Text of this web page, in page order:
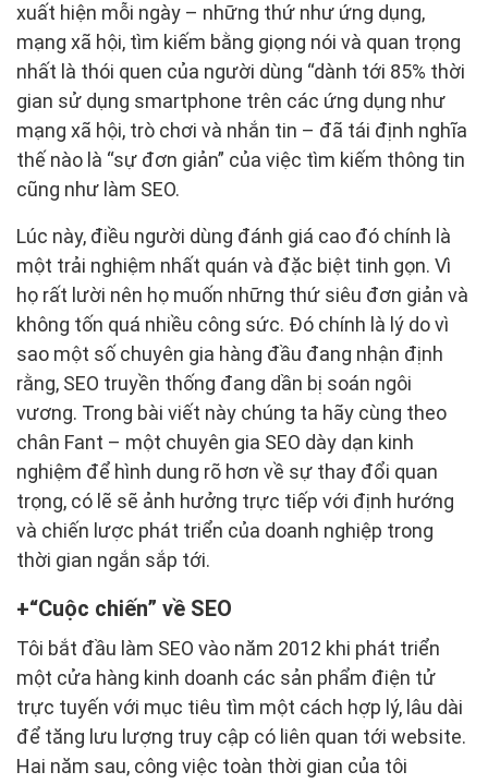
xuất hiện mỗi ngày – những thứ như ứng dụng,
mạng xã hội, tìm kiếm bằng giọng nói và quan trọng
nhất là thói quen của người dùng “dành tới 85% thời
gian sử dụng smartphone trên các ứng dụng như
mạng xã hội, trò chơi và nhắn tin – đã tái định nghĩa
thế nào là “sự đơn giản” của việc tìm kiếm thông tin
cũng như làm SEO.
Lúc này, điều người dùng đánh giá cao đó chính là
một trải nghiệm nhất quán và đặc biệt tinh gọn. Vì
họ rất lười nên họ muốn những thứ siêu đơn giản và
không tốn quá nhiều công sức. Đó chính là lý do vì
sao một số chuyên gia hàng đầu đang nhận định
rằng, SEO truyền thống đang dần bị soán ngôi
vương. Trong bài viết này chúng ta hãy cùng theo
chân Fant – một chuyên gia SEO dày dạn kinh
nghiệm để hình dung rõ hơn về sự thay đổi quan
trọng, có lẽ sẽ ảnh hưởng trực tiếp với định hướng
và chiến lược phát triển của doanh nghiệp trong
thời gian ngắn sắp tới.
“Cuộc chiến” về SEO
Tôi bắt đầu làm SEO vào năm 2012 khi phát triển
một cửa hàng kinh doanh các sản phẩm điện tử
trực tuyến với mục tiêu tìm một cách hợp lý, lâu dài
để tăng lưu lượng truy cập có liên quan tới website.
Hai năm sau, công việc toàn thời gian của tôi